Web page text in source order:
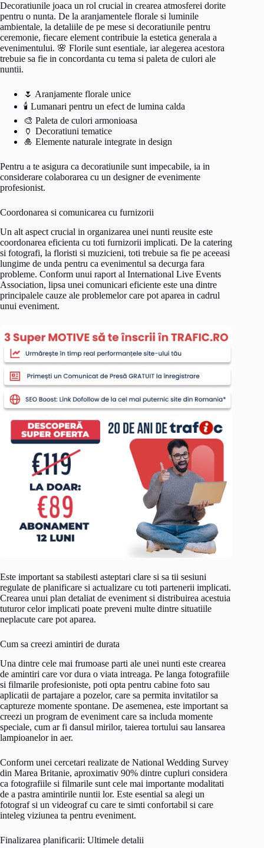
Decoratiunile joaca un rol crucial in crearea atmosferei dorite
pentru o nunta. De la aranjamentele florale si luminile
ambientale, la detaliile de pe mese si decoratiunile pentru
ceremonie, fiecare element contribuie la estetica generala a
evenimentului. 🌸 Florile sunt esentiale, iar alegerea acestora
trebuie sa fie in concordanta cu tema si paleta de culori ale
nuntii.
🌷 Aranjamente florale unice
🕯️ Lumanari pentru un efect de lumina calda
🎨 Paleta de culori armonioasa
🏺 Decoratiuni tematice
🎍 Elemente naturale integrate in design
Pentru a te asigura ca decoratiunile sunt impecabile, ia in
considerare colaborarea cu un designer de evenimente
profesionist.
Coordonarea si comunicarea cu furnizorii
Un alt aspect crucial in organizarea unei nunti reusite este
coordonarea eficienta cu toti furnizorii implicati. De la catering
si fotografi, la floristi si muzicieni, toti trebuie sa fie pe aceeasi
lungime de unda pentru ca evenimentul sa decurga fara
probleme. Conform unui raport al International Live Events
Association, lipsa unei comunicari eficiente este una dintre
principalele cauze ale problemelor care pot aparea in cadrul
unui eveniment.
Este important sa stabilesti asteptari clare si sa tii sesiuni
regulate de planificare si actualizare cu toti partenerii implicati.
Crearea unui plan detaliat de eveniment si distribuirea acestuia
tuturor celor implicati poate preveni multe dintre situatiile
neplacute care pot aparea.
Cum sa creezi amintiri de durata
Una dintre cele mai frumoase parti ale unei nunti este crearea
de amintiri care vor dura o viata intreaga. Pe langa fotografiile
si filmarile profesioniste, poti opta pentru cabine foto sau
aplicatii de partajare a pozelor, care sa permita invitatilor sa
captureze momente spontane. De asemenea, este important sa
creezi un program de eveniment care sa includa momente
speciale, cum ar fi dansul mirilor, taierea tortului sau lansarea
lampioanelor in aer.
Conform unei cercetari realizate de National Wedding Survey
din Marea Britanie, aproximativ 90% dintre cupluri considera
ca fotografiile si filmarile sunt cele mai importante modalitati
de a pastra amintirile nuntii lor. Este esential sa alegi un
fotograf si un videograf cu care te simti confortabil si care
inteleg viziunea ta pentru eveniment.
Finalizarea planificarii: Ultimele detalii